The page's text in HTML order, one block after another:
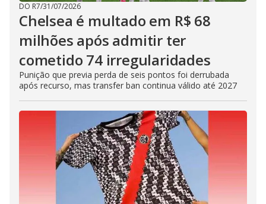
DO R7/31/07/2026
Chelsea é multado em R$ 68
milhões após admitir ter
cometido 74 irregularidades
Punição que previa perda de seis pontos foi derrubada
após recurso, mas transfer ban continua válido até 2027